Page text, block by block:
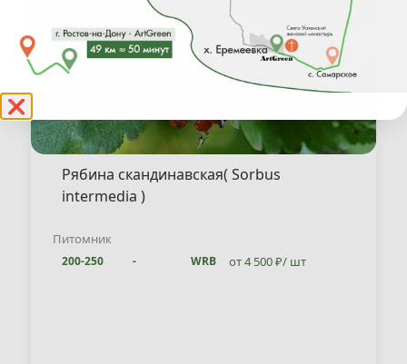
❌
Рябина скандинавская( Sorbus
intermedia )
Питомник
200-250 - WRB от 4 500 ₽/ шт